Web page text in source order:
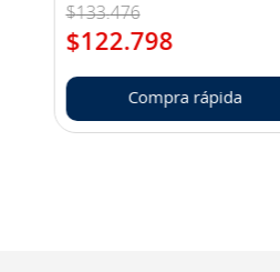
$133.476
$122.798
Compra rápida